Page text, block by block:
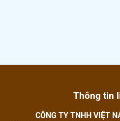
Thông tin
CÔNG TY TNHH VIỆT